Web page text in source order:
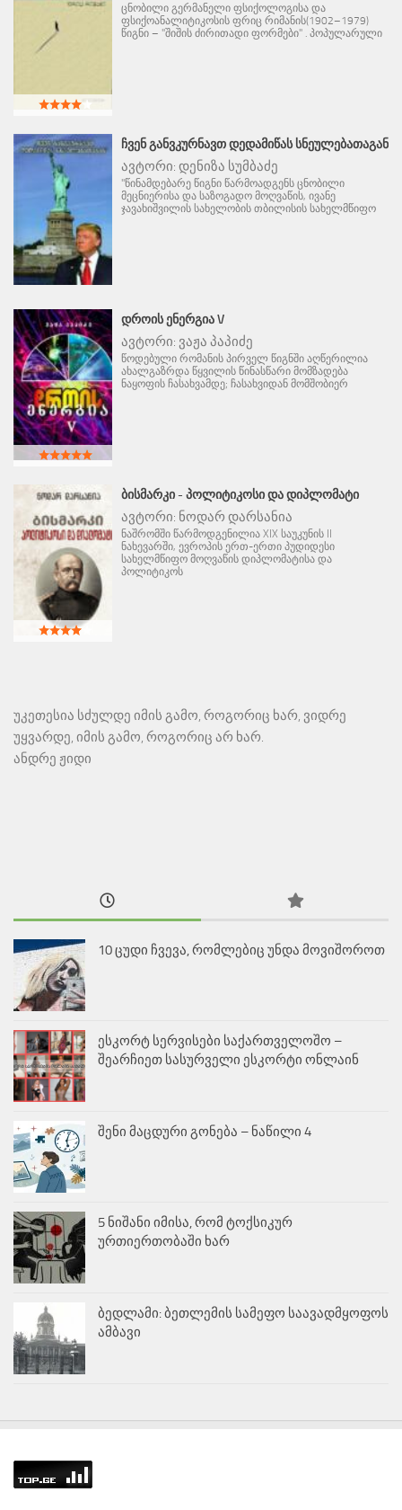
ცნობილი გერმანელი ფსიქოლოგისა და
ფსიქოანალიტიკოსის ფრიც რიმანის(1902–1979)
წიგნი – "შიშის ძირითადი ფორმები" . პოპულარული
ᲩᲕᲔᲜ ᲒᲐᲜᲕᲙᲣᲠᲜᲐᲕᲗ ᲓᲔᲓᲐᲛᲘᲬᲐᲡ ᲡᲜᲔᲣᲚᲔᲑᲐᲗᲐᲒᲐᲜ
ავტორი: დენიზა სუმბაძე
"წინამდებარე წიგნი წარმოადგენს ცნობილი
მეცნიერისა და საზოგადო მოღვაწის, ივანე
ჯავახიშვილის სახელობის თბილისის სახელმწიფო
ᲓᲠᲝᲘᲡ ᲔᲜᲔᲠᲒᲘᲐ V
ავტორი: ვაჟა პაპიძე
წოდებული რომანის პირველ წიგნში აღწერილია
ახალგაზრდა წყვილის წინასწარი მომზადება
ნაყოფის ჩასახვამდე; ჩასახვიდან მომშობიერ
ᲑᲘᲡᲛᲐᲠᲙᲘ - ᲞᲝᲚᲘᲢᲘᲙᲝᲡᲘ ᲓᲐ ᲓᲘᲞᲚᲝᲛᲐᲢᲘ
ავტორი: ნოდარ დარსანია
ნაშრომში წარმოდგენილია XIX საუკუნის II
ნახევარში, ევროპის ერთ-ერთი პუდიდესი
სახელმწიფო მოღვაწის დიპლომატისა და
პოლიტიკოს
უკეთესია სძულდე იმის გამო, როგორიც ხარ, ვიდრე
უყვარდე, იმის გამო, როგორიც არ ხარ.
ანდრე ჟიდი
10 ცუდი ჩვევა, რომლებიც უნდა მოვიშოროთ
ესკორტ სერვისები საქართველოშო –
შეარჩიეთ სასურველი ესკორტი ონლაინ
შენი მაცდური გონება – ნაწილი 4
5 ნიშანი იმისა, რომ ტოქსიკურ
ურთიერთობაში ხარ
ბედლამი: ბეთლემის სამეფო საავადმყოფოს
ამბავი